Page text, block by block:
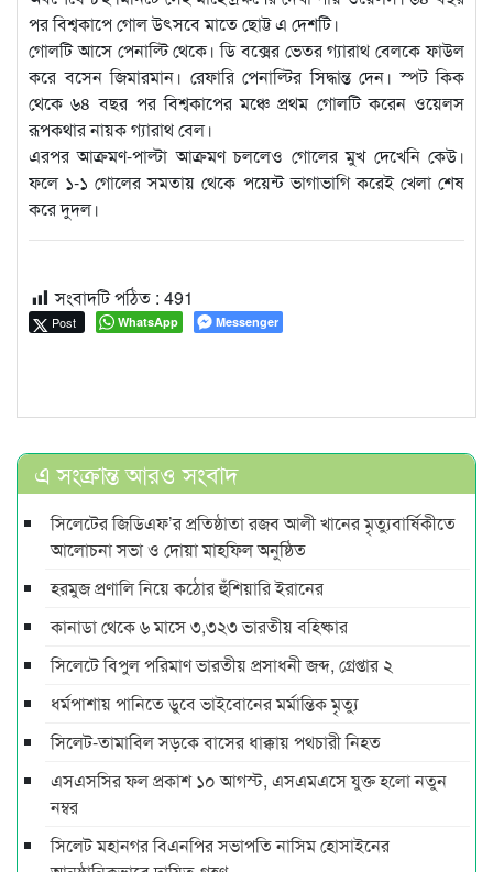
পর বিশ্বকাপে গোল উৎসবে মাতে ছোট্ট এ দেশটি।
গোলটি আসে পেনাল্টি থেকে। ডি বক্সের ভেতর গ্যারাথ বেলকে ফাউল
করে বসেন জিমারমান। রেফারি পেনাল্টির সিদ্ধান্ত দেন। স্পট কিক
থেকে ৬৪ বছর পর বিশ্বকাপের মঞ্চে প্রথম গোলটি করেন ওয়েলস
রূপকথার নায়ক গ্যারাথ বেল।
এরপর আক্রমণ-পাল্টা আক্রমণ চললেও গোলের মুখ দেখেনি কেউ।
ফলে ১-১ গোলের সমতায় থেকে পয়েন্ট ভাগাভাগি করেই খেলা শেষ
করে দুদল।
সংবাদটি পঠিত : 491
Post WhatsApp Messenger
এ সংক্রান্ত আরও সংবাদ
সিলেটের জিডিএফ’র প্রতিষ্ঠাতা রজব আলী খানের মৃত্যুবার্ষিকীতে
আলোচনা সভা ও দোয়া মাহফিল অনুষ্ঠিত
হরমুজ প্রণালি নিয়ে কঠোর হুঁশিয়ারি ইরানের
কানাডা থেকে ৬ মাসে ৩,৩২৩ ভারতীয় বহিষ্কার
সিলেটে বিপুল পরিমাণ ভারতীয় প্রসাধনী জব্দ, গ্রেপ্তার ২
ধর্মপাশায় পানিতে ডুবে ভাইবোনের মর্মান্তিক মৃত্যু
সিলেট-তামাবিল সড়কে বাসের ধাক্কায় পথচারী নিহত
এসএসসির ফল প্রকাশ ১০ আগস্ট, এসএমএসে যুক্ত হলো নতুন
নম্বর
সিলেট মহানগর বিএনপির সভাপতি নাসিম হোসাইনের